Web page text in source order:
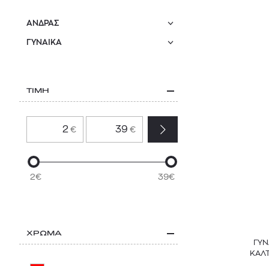
ΑΝΔΡΑΣ
ΓΥΝΑΙΚΑ
ΤΙΜΗ
€ €
2€ 39€
ΧΡΩΜΑ